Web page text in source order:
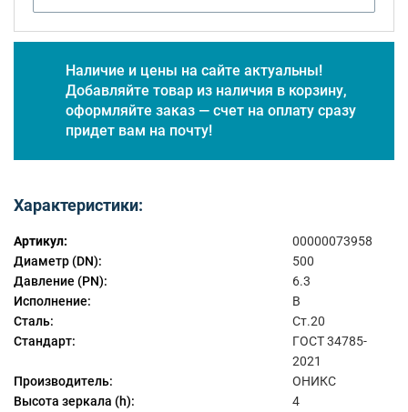
Наличие и цены на сайте актуальны!
Добавляйте товар из наличия в корзину,
оформляйте заказ — счет на оплату сразу
придет вам на почту!
Характеристики:
Артикул:
00000073958
Диаметр (DN):
500
Давление (PN):
6.3
Исполнение:
B
Сталь:
Ст.20
Стандарт:
ГОСТ 34785-
2021
Производитель:
ОНИКС
Высота зеркала (h):
4